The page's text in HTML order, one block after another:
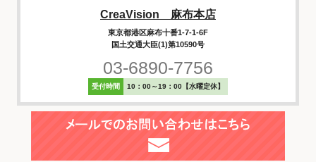
CreaVision 麻布本店
東京都港区麻布十番1-7-1-6F
国土交通大臣(1)第10590号
03-6890-7756
受付時間 10：00～19：00【水曜定休】